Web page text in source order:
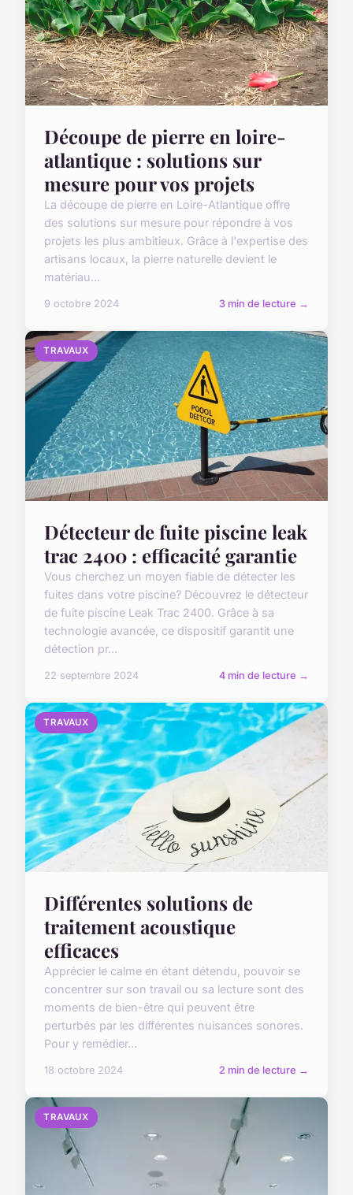
Découpe de pierre en loire-
atlantique : solutions sur
mesure pour vos projets
La découpe de pierre en Loire-Atlantique offre
des solutions sur mesure pour répondre à vos
projets les plus ambitieux. Grâce à l'expertise des
artisans locaux, la pierre naturelle devient le
matériau...
9 octobre 2024 3 min de lecture →
TRAVAUX
Détecteur de fuite piscine leak
trac 2400 : efficacité garantie
Vous cherchez un moyen fiable de détecter les
fuites dans votre piscine? Découvrez le détecteur
de fuite piscine Leak Trac 2400. Grâce à sa
technologie avancée, ce dispositif garantit une
détection pr...
22 septembre 2024 4 min de lecture →
TRAVAUX
Différentes solutions de
traitement acoustique
efficaces
Apprécier le calme en étant détendu, pouvoir se
concentrer sur son travail ou sa lecture sont des
moments de bien-être qui peuvent être
perturbés par les différentes nuisances sonores.
Pour y remédier...
18 octobre 2024 2 min de lecture →
TRAVAUX